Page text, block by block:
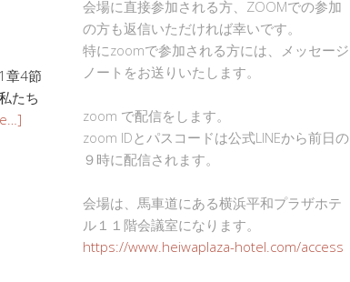
章4節
たち
会場に直接参加される方、ZOOMでの参加
の方も返信いただければ幸いです。
特にzoomで参加される方には、メッセージ
ノートをお送りいたします。
zoom で配信をします。
zoom IDとパスコードは公式LINEから前日の
９時に配信されます。
会場は、馬車道にある横浜平和プラザホテ
ル１１階会議室になります。
https://www.heiwaplaza-hotel.com/access